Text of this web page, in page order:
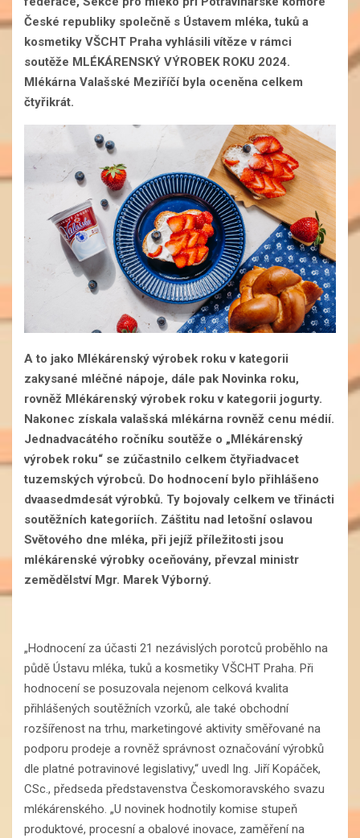
České republiky společně s Ústavem mléka, tuků a
kosmetiky VŠCHT Praha vyhlásili vítěze v rámci
soutěže MLÉKÁRENSKÝ VÝROBEK ROKU 2024.
Mlékárna Valašské Meziříčí byla oceněna celkem
čtyřikrát.
A to jako Mlékárenský výrobek roku v kategorii
zakysané mléčné nápoje, dále pak Novinka roku,
rovněž Mlékárenský výrobek roku v kategorii jogurty.
Nakonec získala valašská mlékárna rovněž cenu médií.
Jednadvacátého ročníku soutěže o „Mlékárenský
výrobek roku“ se zúčastnilo celkem čtyřiadvacet
tuzemských výrobců. Do hodnocení bylo přihlášeno
dvaasedmdesát výrobků. Ty bojovaly celkem ve třinácti
soutěžních kategoriích. Záštitu nad letošní oslavou
Světového dne mléka, při jejíž příležitosti jsou
mlékárenské výrobky oceňovány, převzal ministr
zemědělství Mgr. Marek Výborný.
„Hodnocení za účasti 21 nezávislých porotců proběhlo na
půdě Ústavu mléka, tuků a kosmetiky VŠCHT Praha. Při
hodnocení se posuzovala nejenom celková kvalita
přihlášených soutěžních vzorků, ale také obchodní
rozšířenost na trhu, marketingové aktivity směřované na
podporu prodeje a rovněž správnost označování výrobků
dle platné potravinové legislativy,“ uvedl Ing. Jiří Kopáček,
CSc., předseda představenstva Českomoravského svazu
mlékárenského. „U novinek hodnotily komise stupeň
produktové, procesní a obalové inovace, zaměření na